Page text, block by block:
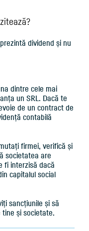
dividend și nu
dintre cele mai
un SRL. Dacă te
de un contract de
contabilă
firmei, verifică și
societatea are
fi interzisă dacă
capitalul social
sancțiunile și să
și societate.